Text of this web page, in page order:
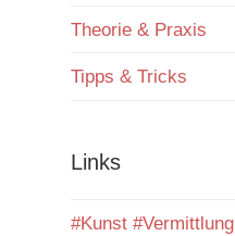
Theorie & Praxis
Tipps & Tricks
Links
#Kunst #Vermittlung